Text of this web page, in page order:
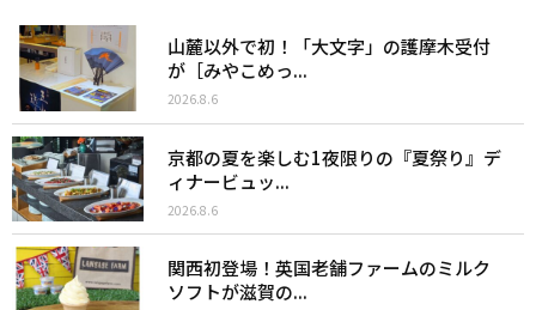
山麓以外で初！「大文字」の護摩木受付
が［みやこめっ...
2026.8.6
京都の夏を楽しむ1夜限りの『夏祭り』デ
ィナービュッ...
2026.8.6
関西初登場！英国老舗ファームのミルク
ソフトが滋賀の...